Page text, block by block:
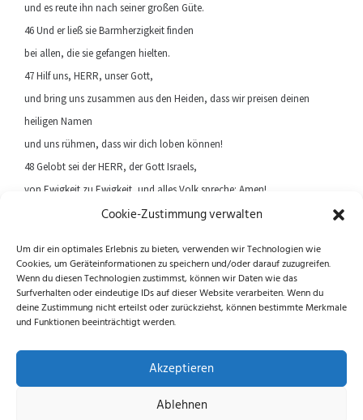
Cookie-Zustimmung verwalten
Um dir ein optimales Erlebnis zu bieten, verwenden wir Technologien wie
Cookies, um Geräteinformationen zu speichern und/oder darauf zuzugreifen.
Wenn du diesen Technologien zustimmst, können wir Daten wie das
Surfverhalten oder eindeutige IDs auf dieser Website verarbeiten. Wenn du
deine Zustimmung nicht erteilst oder zurückziehst, können bestimmte Merkmale
und Funktionen beeinträchtigt werden.
Akzeptieren
Ablehnen
und es reute ihn nach seiner großen Güte.
46 Und er ließ sie Barmherzigkeit finden
bei allen, die sie gefangen hielten.
47 Hilf uns, HERR, unser Gott,
und bring uns zusammen aus den Heiden, dass wir preisen deinen
heiligen Namen
und uns rühmen, dass wir dich loben können!
48 Gelobt sei der HERR, der Gott Israels,
von Ewigkeit zu Ewigkeit, und alles Volk spreche: Amen!
Next article
Previous article
Folge uns auf Instagram und Facebook!